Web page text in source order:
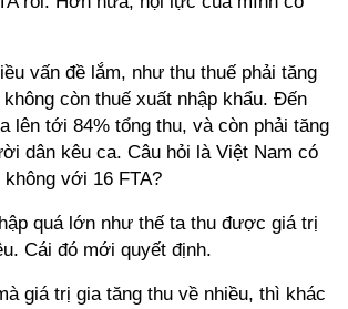
vấn đề lắm, như thu thuế phải tăng
còn thuế xuất nhập khẩu. Đến
lên tới 84% tổng thu, và còn phải tăng
dân kêu ca. Câu hỏi là Việt Nam có
với 16 FTA?
quá lớn như thế ta thu được giá trị
Cái đó mới quyết định.
giá trị gia tăng thu về nhiều, thì khác